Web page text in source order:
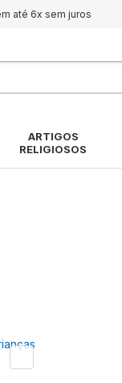
até 6x sem juros
ARTIGOS
RELIGIOSOS